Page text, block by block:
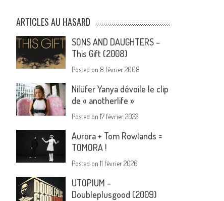
ARTICLES AU HASARD
SONS AND DAUGHTERS –
This Gift (2008)
Posted on 8 février 2008
Nilüfer Yanya dévoile le clip
de « anotherlife »
Posted on17 février 2022
Aurora + Tom Rowlands =
TOMORA !
Posted on11 février 2026
UTOPIUM –
Doubleplusgood (2009)